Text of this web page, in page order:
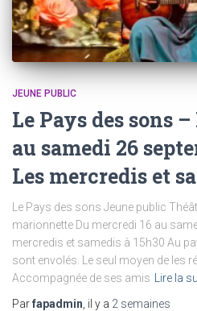
JEUNE PUBLIC
Le Pays des sons
au samedi 26
Les mercredis et
Le Pays des sons Jeune public
marionnette Du mercredi 16 au
mercredis et samedis à 15h30 Au
sont envolés. Le seul moyen de les
Accompagnée de ses amis
Lire la
Parfapadmin , il y a 2 semaines